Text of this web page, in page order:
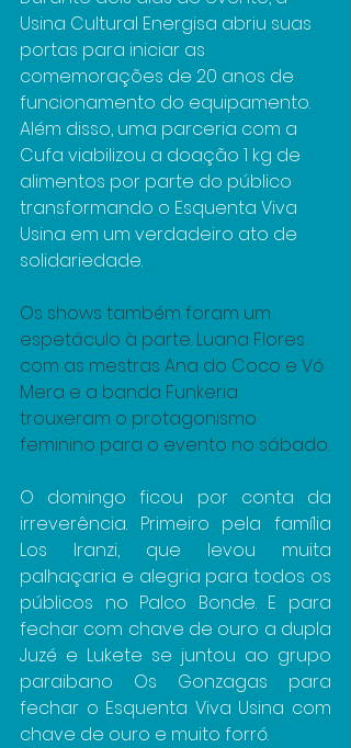
Usina Cultural Energisa abriu suas
portas para iniciar as
comemorações de 20 anos de
funcionamento do equipamento.
Além disso, uma parceria com a
Cufa viabilizou a doação 1 kg de
alimentos por parte do público
transformando o Esquenta Viva
Usina em um verdadeiro ato de
solidariedade.
Os shows também foram um
espetáculo à parte. Luana Flores
com as mestras Ana do Coco e Vó
Mera e a banda Funkeria
trouxeram o protagonismo
feminino para o evento no sábado.
O domingo ficou por conta da
irreverência. Primeiro pela família
Los Iranzi, que levou muita
palhaçaria e alegria para todos os
públicos no Palco Bonde. E para
fechar com chave de ouro a dupla
Juzé e Lukete se juntou ao grupo
paraibano Os Gonzagas para
fechar o Esquenta Viva Usina com
chave de ouro e muito forró.